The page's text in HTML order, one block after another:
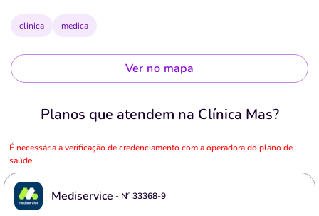
clinica medica
Ver no mapa
Planos que atendem na Clínica Mas?
É necessária a verificação de credenciamento com a operadora do plano de
saúde
Mediservice - Nº33368-9